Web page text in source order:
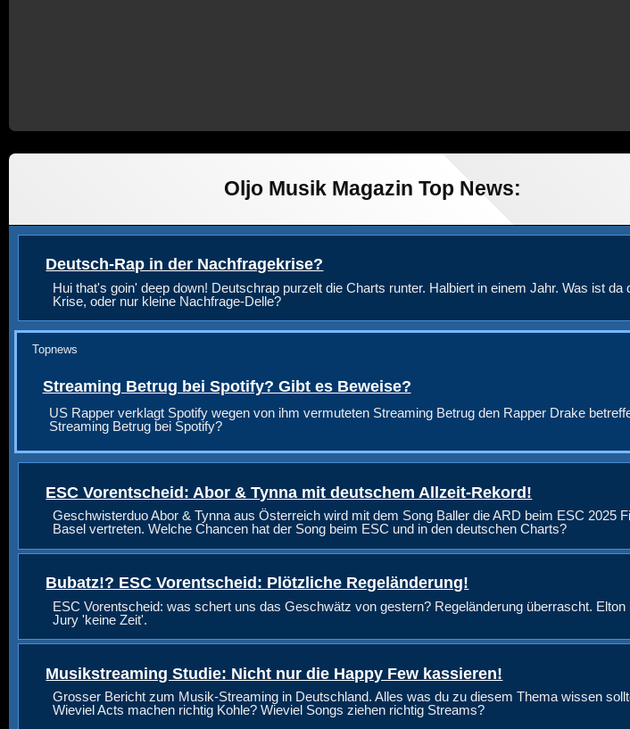
Oljo Musik Magazin Top News:
Deutsch-Rap in der Nachfragekrise?
Hui that's goin' deep down! Deutschrap purzelt die Charts runter. Halbiert in einem Jahr. Was ist da
Krise, oder nur kleine Nachfrage-Delle?
Topnews
Streaming Betrug bei Spotify? Gibt es Beweise?
US Rapper verklagt Spotify wegen von ihm vermuteten Streaming Betrug den Rapper Drake
Streaming Betrug bei Spotify?
ESC Vorentscheid: Abor & Tynna mit deutschem Allzeit-Rekord!
Geschwisterduo Abor & Tynna aus Österreich wird mit dem Song Baller die ARD beim ESC 2025
Basel vertreten. Welche Chancen hat der Song beim ESC und in den deutschen Charts?
Bubatz!? ESC Vorentscheid: Plötzliche Regeländerung!
ESC Vorentscheid: was schert uns das Geschwätz von gestern? Regeländerung überrascht. Elton
Jury 'keine Zeit'.
Musikstreaming Studie: Nicht nur die Happy Few kassieren!
Grosser Bericht zum Musik-Streaming in Deutschland. Alles was du zu diesem Thema wissen
Wieviel Acts machen richtig Kohle? Wieviel Songs ziehen richtig Streams?